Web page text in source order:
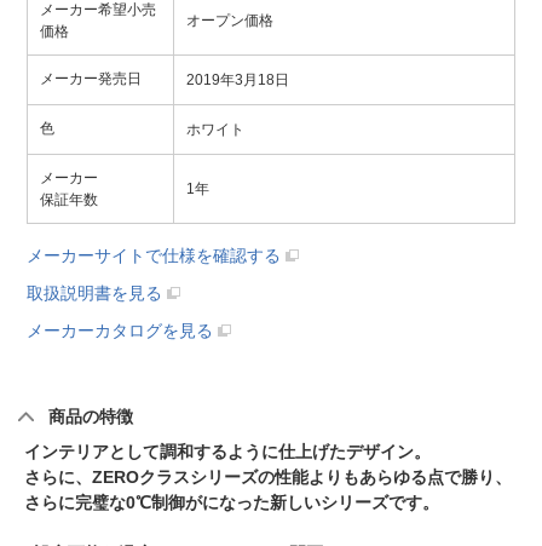
メーカー希望小売
価格
オープン価格
メーカー発売日 2019年3月18日
色 ホワイト
メーカー
保証年数
1年
メーカーサイトで仕様を確認する
取扱説明書を見る
メーカーカタログを見る
商品の特徴
インテリアとして調和するように仕上げたデザイン。
さらに、ZEROクラスシリーズの性能よりもあらゆる点で勝り、
さらに完璧な0℃制御がになった新しいシリーズです。